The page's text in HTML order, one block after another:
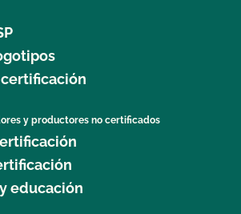
y productores no certificados
educación